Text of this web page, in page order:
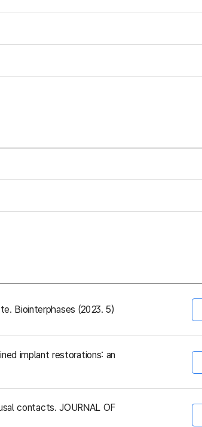
Biointerphases (2023. 5)
implant restorations: an
contacts. JOURNAL OF